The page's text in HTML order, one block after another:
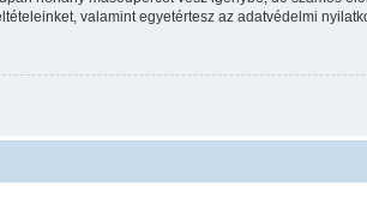
valamint egyetértesz az adatvédelmi